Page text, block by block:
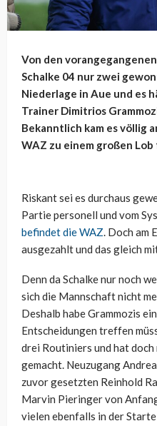
Von den
Schalke 04 nur zwei
Niederlage in Aue und es
Trainer Dimitrios
Bekanntlich kam es völlig
WAZ zu einem großen
Riskant sei es durchaus
Partie personell und vom
befindet die WAZ. Doch am
ausgezahlt und das gleich
Denn da Schalke nur noch
sich die Mannschaft nicht
Deshalb habe Grammozis
Entscheidungen treffen
drei Routiniers und hat
gemacht. Neuzugang
zuvor gesetzten Reinhold
Marvin Pieringer von
vielen ebenfalls in der